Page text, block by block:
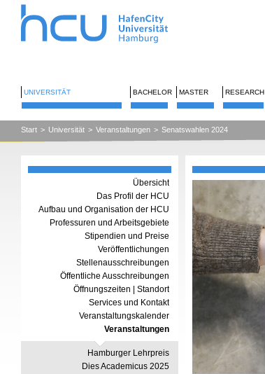
UNIVERSITÄT BACHELOR MASTER RESEARCH
Start > Universität > Veranstaltungen > Senatswahlen 2024
Übersicht
Das Profil der HCU
Aufbau und Organisation der HCU
Professuren und Arbeitsgebiete
Stipendien und Preise
Veröffentlichungen
Stellenausschreibungen
Öffentliche Ausschreibungen
Öffnungszeiten | Standort
Services und Kontakt
Veranstaltungskalender
Veranstaltungen
Hamburger Lehrpreis
Dies Academicus 2025